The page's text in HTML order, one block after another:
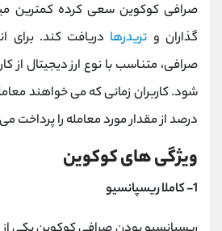
صرافی کوکوین سعی کرده کمترین
گذاران و تریدرها دریافت کند. برای
صرافی، متناسب با نوع ارز دیجیتال از
درصد از مقدار مورد معامله را پرداخت
ویژگی های کوکوین
1- کاملا ریسپانسیو